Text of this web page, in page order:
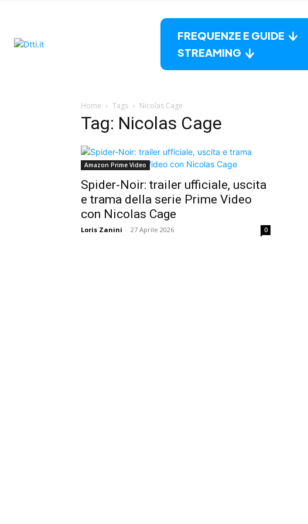
FREQUENZE E GUIDE
STREAMING
Home Tags Nicolas Cage
Tag: Nicolas Cage
Amazon Prime Video
Spider-Noir: trailer ufficiale, uscita
e trama della serie Prime Video
con Nicolas Cage
Loris Zanini - 27 Aprile 2026 0